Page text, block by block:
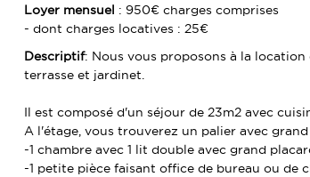
Loyer mensuel : 950€ charges comprises
- dont charges locatives : 25€
Descriptif: Nous vous proposons à la
terrasse et jardinet.
Il est composé d'un séjour de 23m2 avec
A l'étage, vous trouverez un palier avec
-1 chambre avec 1 lit double avec grand
-1 petite pièce faisant office de bureau ou de